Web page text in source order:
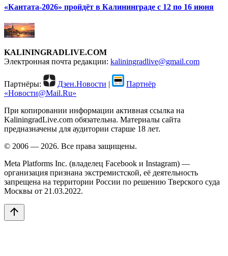
«Кантата-2026» пройдёт в Калининграде с 12 по 16 июня
KALININGRADLIVE.COM
Электронная почта редакции: kaliningradlive@gmail.com
Партнёры: Дзен.Новости |
Партнёр
«Новости@Mail.Ru»
При копировании информации активная ссылка на
KaliningradLive.com обязательна. Материалы сайта
предназначены для аудитории старше 18 лет.
© 2006 — 2026. Все права защищены.
Meta Platforms Inc. (владелец Facebook и Instagram) —
организация признана экстремистской, её деятельность
запрещена на территории России по решению Тверского суда
Москвы от 21.03.2022.
arrow_upward